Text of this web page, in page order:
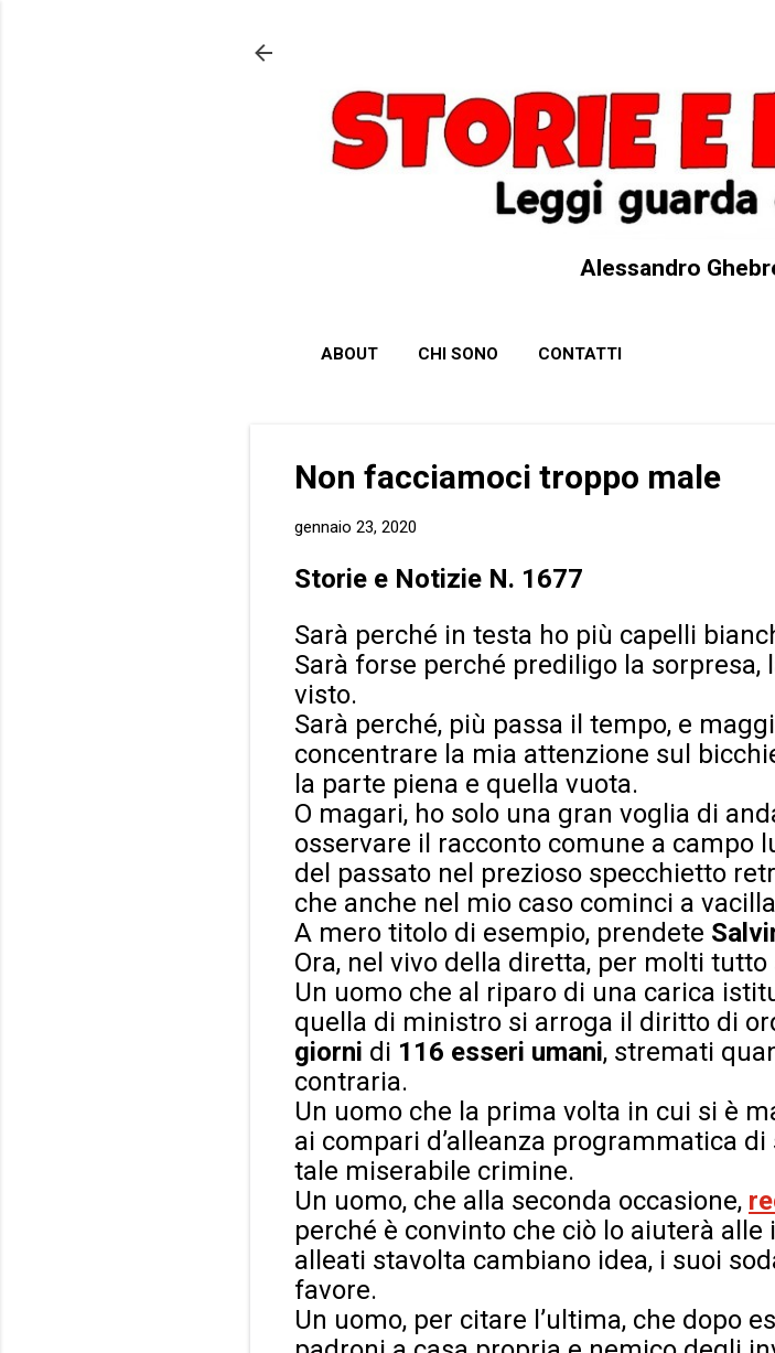
Alessandro
ABOUT CHI SONO CONTATTI
Non facciamoci troppo male
gennaio 23, 2020
Storie e Notizie N. 1677
Sarà perché in testa ho più capelli
Sarà forse perché prediligo la sorpresa,
visto.
Sarà perché, più passa il tempo, e
concentrare la mia attenzione sul
la parte piena e quella vuota.
O magari, ho solo una gran voglia di
osservare il racconto comune a campo
del passato nel prezioso specchietto
che anche nel mio caso cominci a
A mero titolo di esempio, prendete
Ora, nel vivo della diretta, per molti
Un uomo che al riparo di una carica
quella di ministro si arroga il diritto di
giorni di 116 esseri umani, stremati
contraria.
Un uomo che la prima volta in cui si è
ai compari d’alleanza programmatica
tale miserabile crimine.
Un uomo, che alla seconda occasione,
perché è convinto che ciò lo aiuterà
alleati stavolta cambiano idea, i suoi
favore.
Un uomo, per citare l’ultima, che dopo